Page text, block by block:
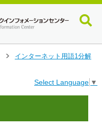
インターネット用語1分解
Select Language ▼